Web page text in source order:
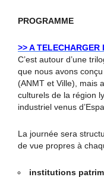
PROGRAMME
>> A TELECHARGER
C’est autour d’une
que nous avons
(ANMT et Ville), mais
culturels de la région
industriel venus
La journée sera
de vue propres à
institutions